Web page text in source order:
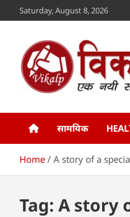
to
Saturday, August 8, 2026
Vikalp
सामयिक
Home A story of a
Tag: A story